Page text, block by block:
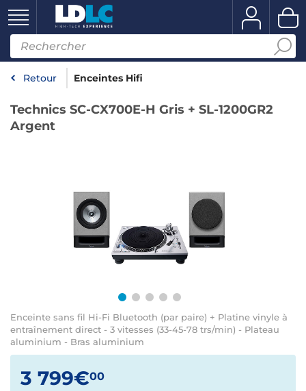
Retour Enceintes Hifi
Technics SC-CX700E-H Gris + SL-1200GR2
Argent
Enceinte sans fil Hi-Fi Bluetooth (par paire) + Platine vinyle à
entraînement direct - 3 vitesses (33-45-78 trs/min) - Plateau
aluminium - Bras aluminium
3 799€00